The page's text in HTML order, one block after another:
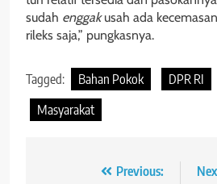
sudah enggakusah ada
rileks saja,” pungkasnya.
Tagged: Bahan Pokok DPR RI
Masyarakat
Navigasi Previous: